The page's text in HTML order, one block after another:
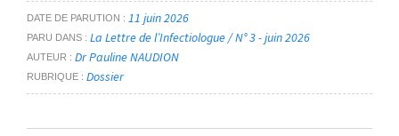
DATE DE PARUTION 11 juin 2026
PARU DANS La Lettre de l’Infectiologue / N° 3 - juin 2026
AUTEUR Dr Pauline NAUDION
RUBRIQUE Dossier